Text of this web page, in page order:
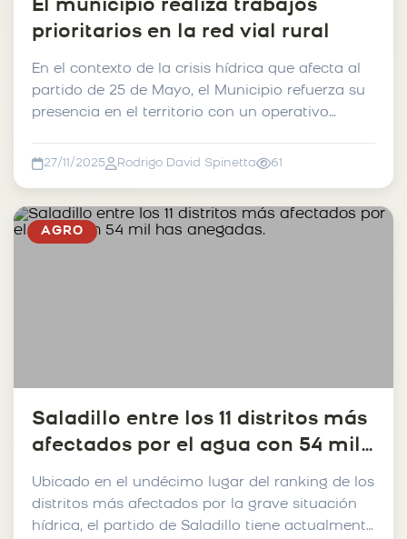
El municipio realiza trabajos
prioritarios en la red vial rural
En el contexto de la crisis hídrica que afecta al
partido de 25 de Mayo, el Municipio refuerza su
presencia en el territorio con un operativo
27/11/2025 Rodrigo David Spinetta 61
AGRO
Saladillo entre los 11 distritos más
afectados por el agua con 54 mil
has anegadas.
Ubicado en el undécimo lugar del ranking de los
distritos más afectados por la grave situación
hídrica, el partido de Saladillo tiene actualmente